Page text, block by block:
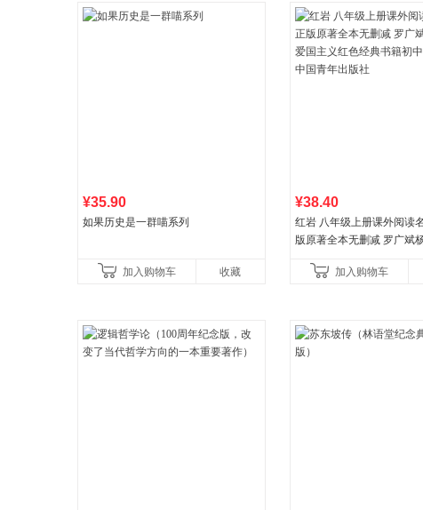
¥35.90
如果历史是一群喵系列
加入购物车 收藏
¥38.40
红岩 八年级上册课外阅读
版原著全本无删减 罗广斌
国青年出版社加入购物车